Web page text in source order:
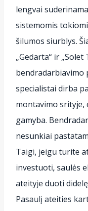
lengvai
sistemomis
šilumos siurblys.
„Gedarta“ ir
bendradarbiavimo
specialistai dirba
montavimo srityje,
gamyba.
nesunkiai
Taigi, jeigu turite
investuoti, saulės
ateityje duoti
Pasaulį ateities